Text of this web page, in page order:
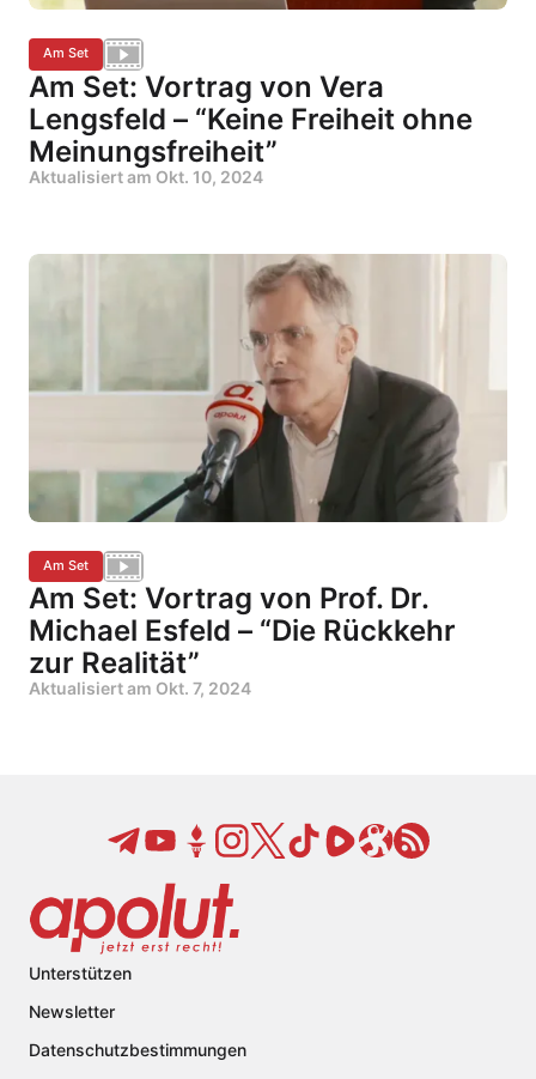
Am Set
Am Set: Vortrag von Vera
Lengsfeld – “Keine Freiheit ohne
Meinungsfreiheit”
Aktualisiert am Okt. 10, 2024
Am Set
Am Set: Vortrag von Prof. Dr.
Michael Esfeld – “Die Rückkehr
zur Realität”
Aktualisiert am Okt. 7, 2024
Unterstützen
Newsletter
Datenschutzbestimmungen